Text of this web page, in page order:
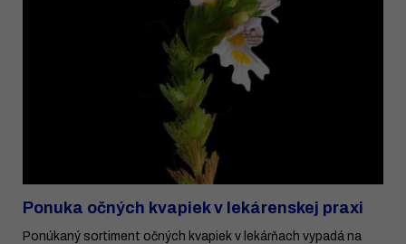
Ponuka očných kvapiek v lekárenskej praxi
Ponúkaný sortiment očných kvapiek v lekárňach vypadá na